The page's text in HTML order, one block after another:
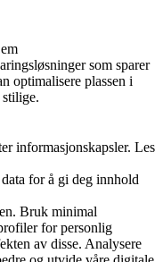
som sparer
optimalisere plassen i
informasjonskapsler. Les
for å gi deg innhold
Bruk minimal
for personlig
av disse. Analysere